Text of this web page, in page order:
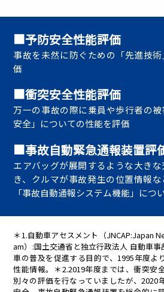
■予防安全性能評価
事故を未然に防ぐための「先進技
価
■衝突安全性能評価
万一の事故の際に乗員や歩行者の
安全」についての性能を評価
■事故自動緊急通報装置評
エアバッグが展開するような大き
き、クルマが事故発生の位置情報
「事故自動通報システム機能」につ
＊1.自動車アセスメント（JNCAP:Japan
am）:国土交通省と独立行政法人 自動車
車の普及を促進する目的で、1995年度よ
性能情報。＊2.2019年度までは、衝突安
別々の評価を行なっていましたが、2020